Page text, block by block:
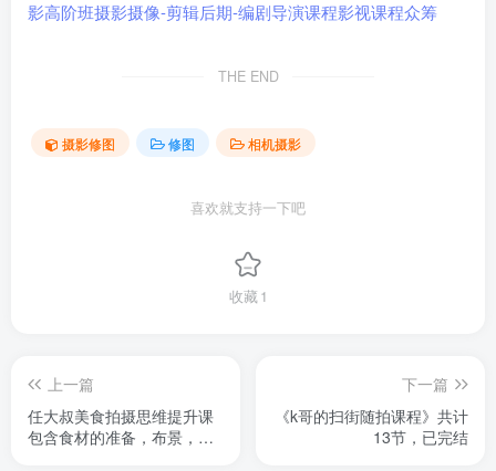
THE END
摄影修图 修图 相机摄影
喜欢就支持一下吧
收藏 1
上一篇
任大叔美食拍摄思维提升课
包含食材的准备，布景，用
下一篇
《k哥的扫街随拍课程》共计
13节，已完结